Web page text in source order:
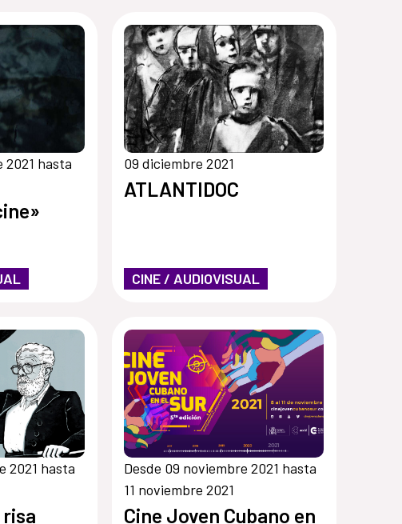
2021 hasta
09 diciembre 2021
ATLANTIDOC
CINE / AUDIOVISUAL
2021 hasta
Desde 09 noviembre 2021 hasta
11 noviembre 2021
Cine Joven Cubano en